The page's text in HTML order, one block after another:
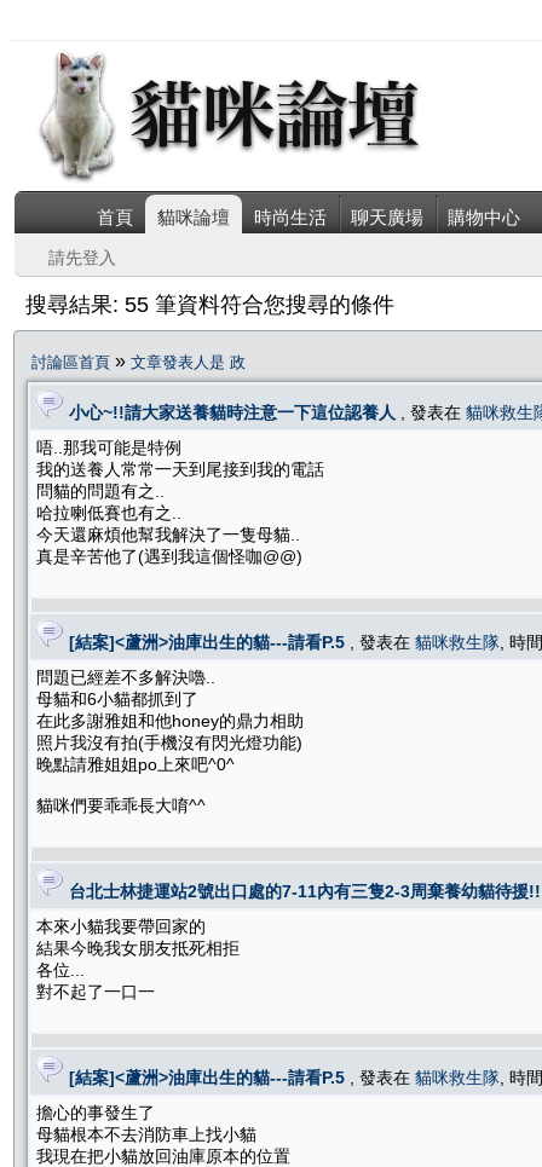
首頁 貓咪論壇 時尚生活 聊天廣場 購物中心
請先登入
搜尋結果: 55 筆資料符合您搜尋的條件
討論區首頁 » 文章發表人是 政
小心~!!請大家送養貓時注意一下這位認養人 , 發表在 貓咪救生
唔..那我可能是特例
我的送養人常常一天到尾接到我的電話
問貓的問題有之..
哈拉喇低賽也有之..
今天還麻煩他幫我解決了一隻母貓..
真是辛苦他了(遇到我這個怪咖@@)
[結案]<蘆洲>油庫出生的貓---請看P.5 , 發表在 貓咪救生隊 , 時
問題已經差不多解決嚕..
母貓和6小貓都抓到了
在此多謝雅姐和他honey的鼎力相助
照片我沒有拍(手機沒有閃光燈功能)
晚點請雅姐姐po上來吧^0^
貓咪們要乖乖長大唷^^
台北士林捷運站2號出口處的7-11內有三隻2-3周棄養幼貓待援!!
本來小貓我要帶回家的
結果今晚我女朋友抵死相拒
各位...
對不起了一口一
[結案]<蘆洲>油庫出生的貓---請看P.5 , 發表在 貓咪救生隊 , 時
擔心的事發生了
母貓根本不去消防車上找小貓
我現在把小貓放回油庫原本的位置